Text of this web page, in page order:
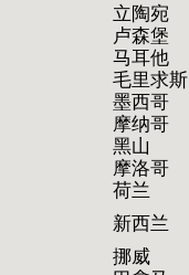
立陶宛
卢森堡
马耳他
毛里求斯
墨西哥
摩纳哥
黑山
摩洛哥
荷兰
新西兰
挪威